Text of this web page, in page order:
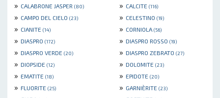
» CALABRONE JASPER (80) » CALCITE (116)
» CAMPO DEL CIELO (23) » CELESTINO (19)
» CIANITE (14) » CORNIOLA (56)
» DIASPRO (172) » DIASPRO ROSSO (19)
» DIASPRO VERDE (20) » DIASPRO ZEBRATO (27)
» DIOPSIDE (12) » DOLOMITE (23)
» EMATITE (18) » EPIDOTE (20)
» FLUORITE (25) » GARNIÈRITE (23)